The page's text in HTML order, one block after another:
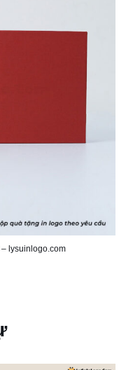
lysuinlogo.com